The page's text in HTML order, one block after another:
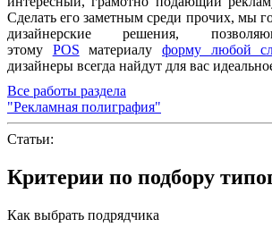
Сделать его заметным среди прочих, мы
дизайнерские решения,
этому POS материалуформу любой
дизайнеры всегда найдут для вас
Все работы раздела
"Рекламная полиграфия"
Статьи:
Критерии по подбору
Как выбрать подрядчика